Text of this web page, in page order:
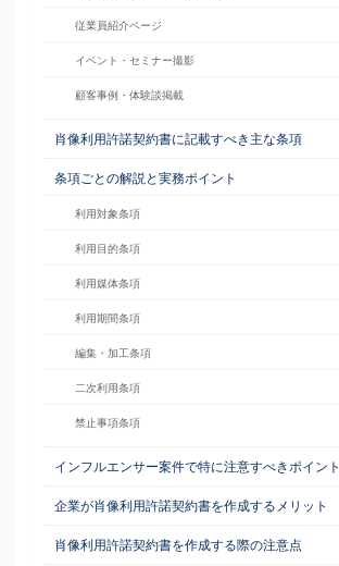
従業員紹介ページ
イベント・セミナー撮影
顧客事例・体験談掲載
肖像利用許諾契約書に記載すべき主な条項
条項ごとの解説と実務ポイント
利用対象条項
利用目的条項
利用媒体条項
利用期間条項
編集・加工条項
二次利用条項
禁止事項条項
インフルエンサー案件で特に注意すべきポイント
企業が肖像利用許諾契約書を作成するメリット
肖像利用許諾契約書を作成する際の注意点